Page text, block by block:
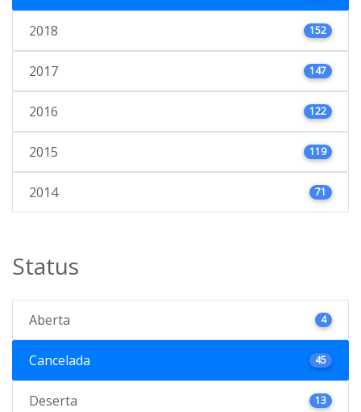
2018 152
2017 147
2016 122
2015 119
2014 71
Status
Aberta 4
Cancelada 45
Deserta 13